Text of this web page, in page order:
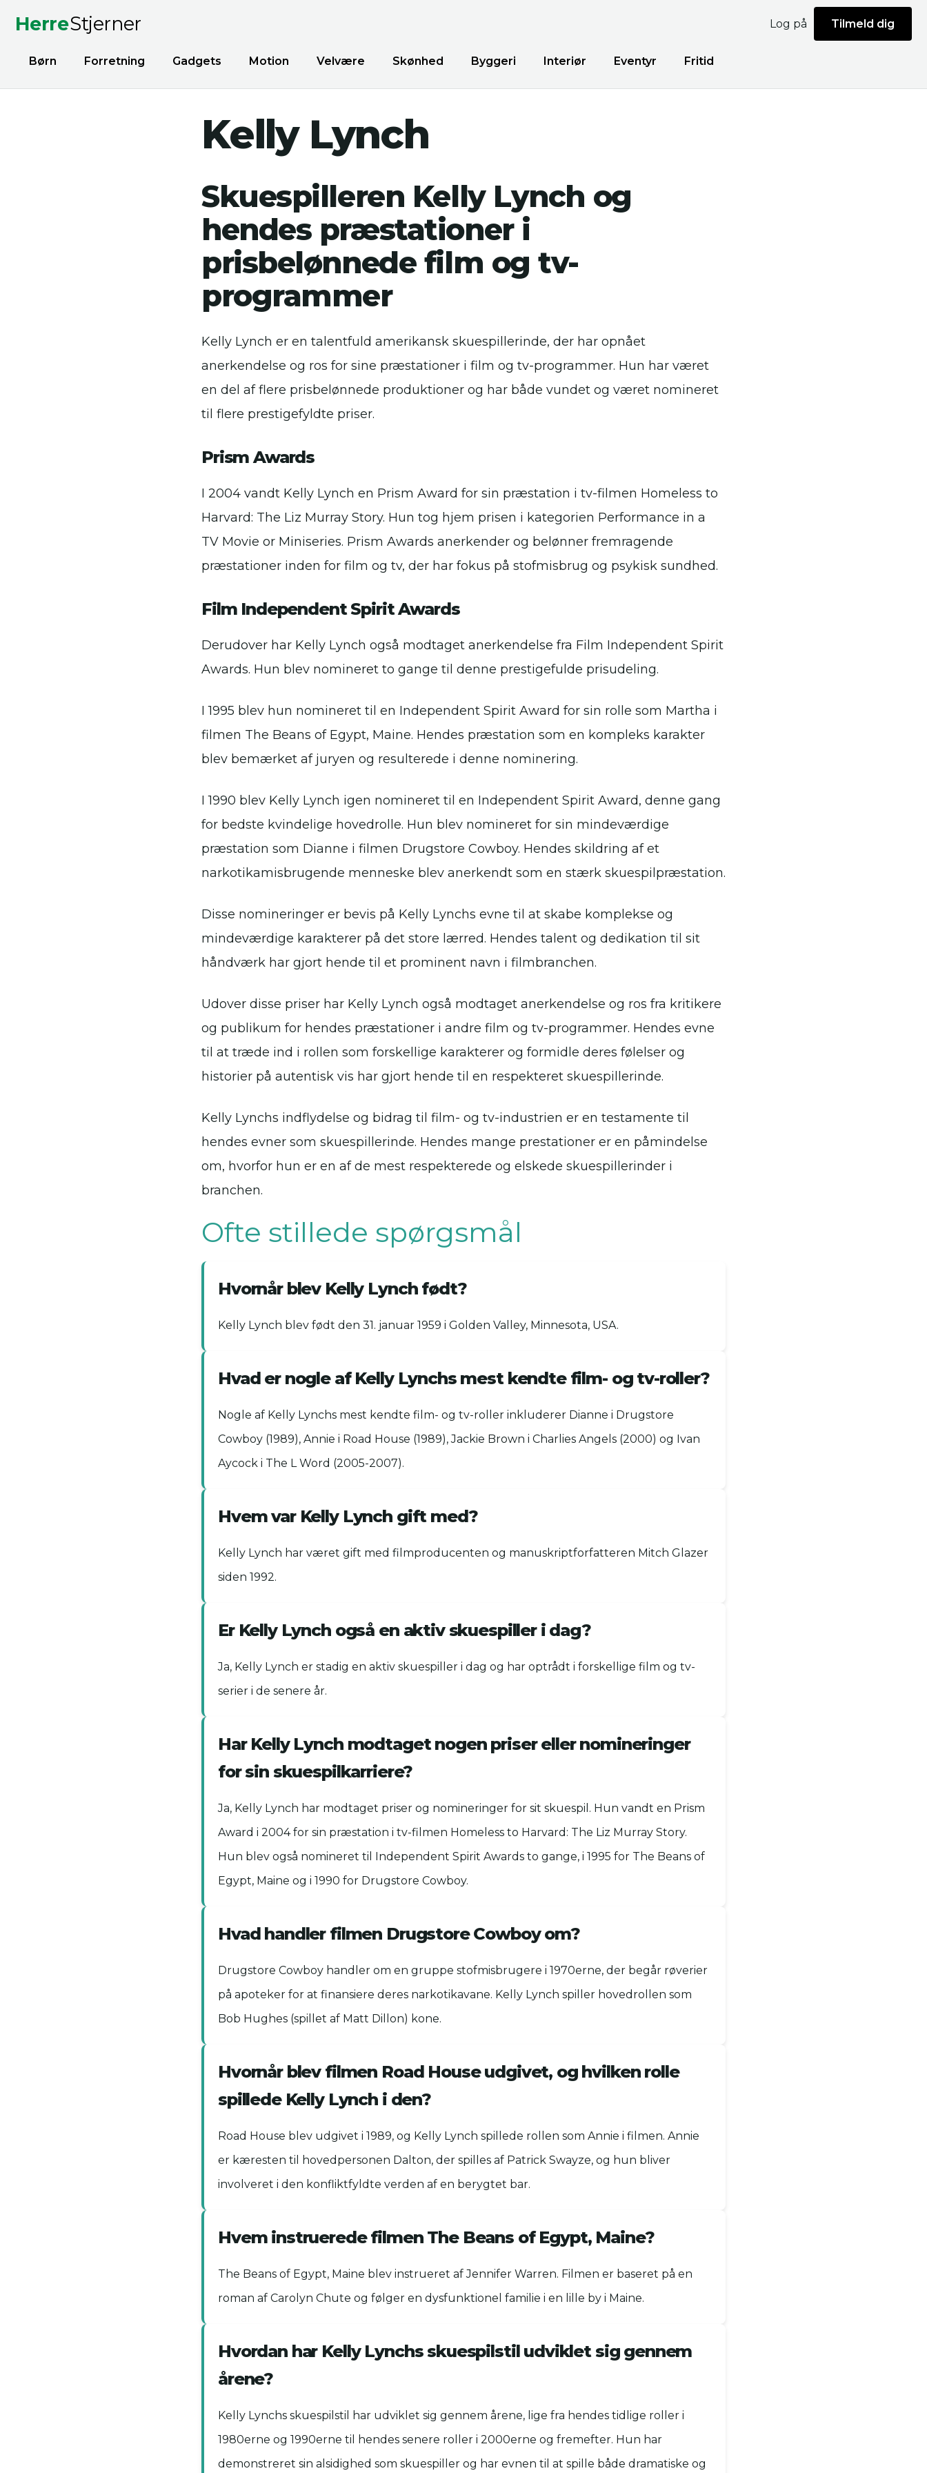
HerreStjerner
Børn Forretning Gadgets Motion Velvære Skønhed Byggeri Interiør Eventyr Fritid
Log på Tilmeld dig
Kelly Lynch
Skuespilleren Kelly Lynch og
hendes præstationer i
prisbelønnede film og tv-
programmer
Kelly Lynch er en talentfuld amerikansk skuespillerinde, der har opnået
anerkendelse og ros for sine præstationer i film og tv-programmer. Hun har været
en del af flere prisbelønnede produktioner og har både vundet og været nomineret
til flere prestigefyldte priser.
Prism Awards
I 2004 vandt Kelly Lynch en Prism Award for sin præstation i tv-filmen Homeless to
Harvard: The Liz Murray Story. Hun tog hjem prisen i kategorien Performance in a
TV Movie or Miniseries. Prism Awards anerkender og belønner fremragende
præstationer inden for film og tv, der har fokus på stofmisbrug og psykisk sundhed.
Film Independent Spirit Awards
Derudover har Kelly Lynch også modtaget anerkendelse fra Film Independent Spirit
Awards. Hun blev nomineret to gange til denne prestigefulde prisudeling.
I 1995 blev hun nomineret til en Independent Spirit Award for sin rolle som Martha i
filmen The Beans of Egypt, Maine. Hendes præstation som en kompleks karakter
blev bemærket af juryen og resulterede i denne nominering.
I 1990 blev Kelly Lynch igen nomineret til en Independent Spirit Award, denne gang
for bedste kvindelige hovedrolle. Hun blev nomineret for sin mindeværdige
præstation som Dianne i filmen Drugstore Cowboy. Hendes skildring af et
narkotikamisbrugende menneske blev anerkendt som en stærk skuespilpræstation.
Disse nomineringer er bevis på Kelly Lynchs evne til at skabe komplekse og
mindeværdige karakterer på det store lærred. Hendes talent og dedikation til sit
håndværk har gjort hende til et prominent navn i filmbranchen.
Udover disse priser har Kelly Lynch også modtaget anerkendelse og ros fra kritikere
og publikum for hendes præstationer i andre film og tv-programmer. Hendes evne
til at træde ind i rollen som forskellige karakterer og formidle deres følelser og
historier på autentisk vis har gjort hende til en respekteret skuespillerinde.
Kelly Lynchs indflydelse og bidrag til film- og tv-industrien er en testamente til
hendes evner som skuespillerinde. Hendes mange prestationer er en påmindelse
om, hvorfor hun er en af de mest respekterede og elskede skuespillerinder i
branchen.
Ofte stillede spørgsmål
Hvornår blev Kelly Lynch født?
Kelly Lynch blev født den 31. januar 1959 i Golden Valley, Minnesota, USA.
Hvad er nogle af Kelly Lynchs mest kendte film- og tv-roller?
Nogle af Kelly Lynchs mest kendte film- og tv-roller inkluderer Dianne i Drugstore
Cowboy (1989), Annie i Road House (1989), Jackie Brown i Charlies Angels (2000) og Ivan
Aycock i The L Word (2005-2007).
Hvem var Kelly Lynch gift med?
Kelly Lynch har været gift med filmproducenten og manuskriptforfatteren Mitch Glazer
siden 1992.
Er Kelly Lynch også en aktiv skuespiller i dag?
Ja, Kelly Lynch er stadig en aktiv skuespiller i dag og har optrådt i forskellige film og tv-
serier i de senere år.
Har Kelly Lynch modtaget nogen priser eller nomineringer
for sin skuespilkarriere?
Ja, Kelly Lynch har modtaget priser og nomineringer for sit skuespil. Hun vandt en Prism
Award i 2004 for sin præstation i tv-filmen Homeless to Harvard: The Liz Murray Story.
Hun blev også nomineret til Independent Spirit Awards to gange, i 1995 for The Beans of
Egypt, Maine og i 1990 for Drugstore Cowboy.
Hvad handler filmen Drugstore Cowboy om?
Drugstore Cowboy handler om en gruppe stofmisbrugere i 1970erne, der begår røverier
på apoteker for at finansiere deres narkotikavane. Kelly Lynch spiller hovedrollen som
Bob Hughes (spillet af Matt Dillon) kone.
Hvornår blev filmen Road House udgivet, og hvilken rolle
spillede Kelly Lynch i den?
Road House blev udgivet i 1989, og Kelly Lynch spillede rollen som Annie i filmen. Annie
er kæresten til hovedpersonen Dalton, der spilles af Patrick Swayze, og hun bliver
involveret i den konfliktfyldte verden af en berygtet bar.
Hvem instruerede filmen The Beans of Egypt, Maine?
The Beans of Egypt, Maine blev instrueret af Jennifer Warren. Filmen er baseret på en
roman af Carolyn Chute og følger en dysfunktionel familie i en lille by i Maine.
Hvordan har Kelly Lynchs skuespilstil udviklet sig gennem
årene?
Kelly Lynchs skuespilstil har udviklet sig gennem årene, lige fra hendes tidlige roller i
1980erne og 1990erne til hendes senere roller i 2000erne og fremefter. Hun har
demonstreret sin alsidighed som skuespiller og har evnen til at spille både dramatiske og